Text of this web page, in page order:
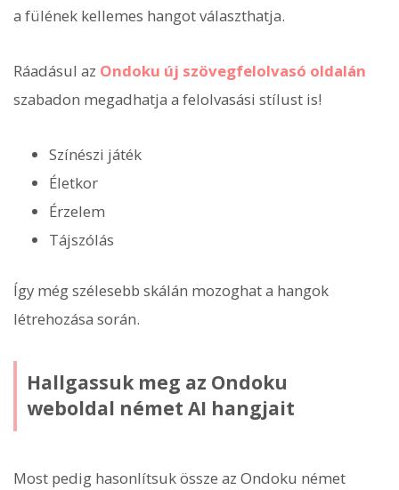
a fülének kellemes hangot választhatja.
Ráadásul az Ondoku új szövegfelolvasó oldalán
szabadon megadhatja a felolvasási stílust is!
Színészi játék
Életkor
Érzelem
Tájszólás
Így még szélesebb skálán mozoghat a hangok
létrehozása során.
Hallgassuk meg az Ondoku
weboldal német AI hangjait
Most pedig hasonlítsuk össze az Ondoku német